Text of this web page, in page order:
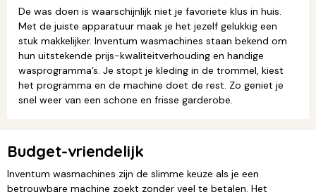
De was doen is waarschijnlijk niet je favoriete klus in huis.
Met de juiste apparatuur maak je het jezelf gelukkig een
stuk makkelijker. Inventum wasmachines staan bekend om
hun uitstekende prijs-kwaliteitverhouding en handige
wasprogramma’s. Je stopt je kleding in de trommel, kiest
het programma en de machine doet de rest. Zo geniet je
snel weer van een schone en frisse garderobe.
Budget-vriendelijk
Inventum wasmachines zijn de slimme keuze als je een
betrouwbare machine zoekt zonder veel te betalen. Het